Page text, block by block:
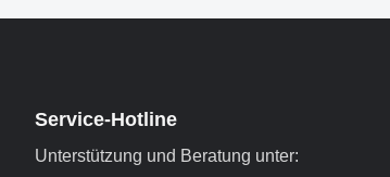
Service-Hotline
Unterstützung und Beratung unter: